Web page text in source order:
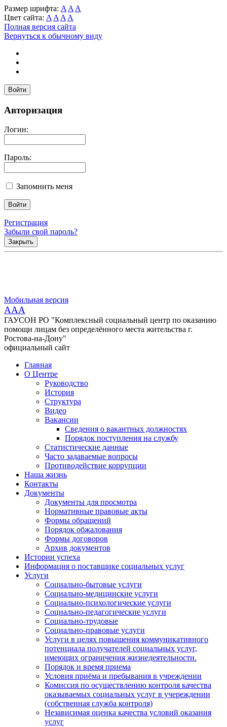
Размер шрифта: A A A
Цвет сайта: A A A A
Полная версия сайта
Вернуться к обычному виду
Войти
Авторизация
Логин:
Пароль:
Запомнить меня
Регистрация
Забыли свой пароль?
Закрыть
Мобильная версия
AAA
ГАУСОН РО "Комплексный социальный центр по оказанию
помощи лицам без определённого места жительства г.
Ростова-на-Дону"
официальный сайт
Главная
О Центре
Руководство
История
Структура
Видео
Вакансии
Сведения о вакантных должностях
Порядок поступления на службу
Статистические данные
Часто задаваемые вопросы
Противодействие коррупции
Наша жизнь
Контакты
Документы
Документы для просмотра
Нормативные правовые акты
Формы обращений
Порядок обжалования
Формы договоров
Архив документов
Истории успеха
Информация о поставщике социальных услуг
Услуги
Социально-бытовые услуги
Социально-медицинские услуги
Социально-психологические услуги
Социально-педагогические услуги
Социально-трудовые
Социально-правовые услуги
Услуги в целях повышения коммуникативного
потенциала получателей социальных услуг,
имеющих ограничения жизнедеятельности.
Порядок и время приема
Условия приёма и пребывания в учреждении
Комиссия по осуществлению контроля качества
оказываемых социальных услуг в учереждении
(собственная служба контроля)
Независимая оценка качества условий оказания
услуг